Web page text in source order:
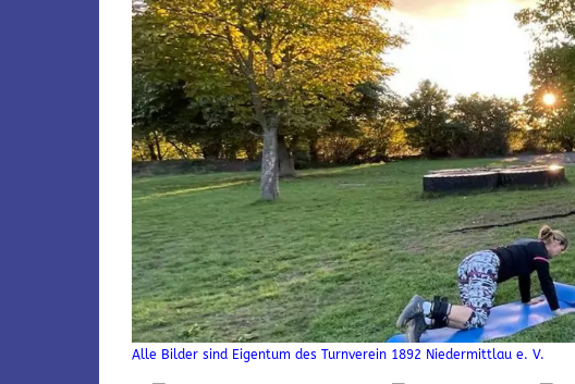
Alle Bilder sind Eigentum des Turnverein 1892 Niedermittlau e. V.